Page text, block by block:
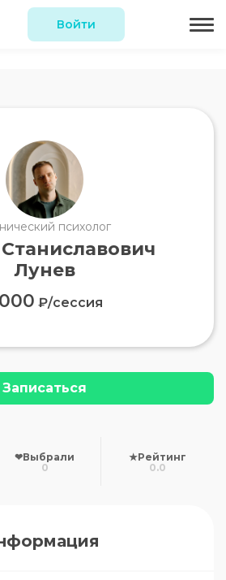
Войти
психолог
Лунев
₽/сессия
Записаться
❤Выбрали
0
★Рейтинг
0.0